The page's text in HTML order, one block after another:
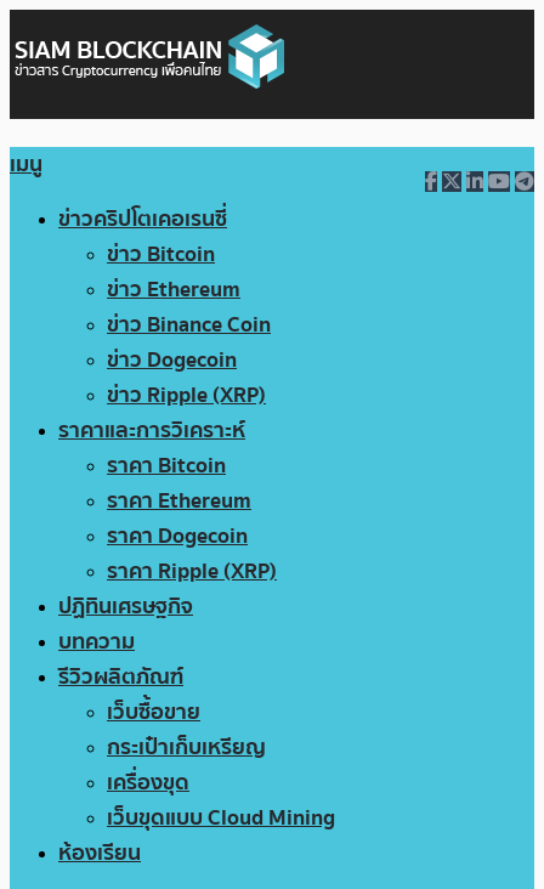
เมนู
ข่าวคริปโตเคอเรนซี่
ข่าว Bitcoin
ข่าว Ethereum
ข่าว Binance Coin
ข่าว Dogecoin
ข่าว Ripple (XRP)
ราคาและการวิเคราะห์
ราคา Bitcoin
ราคา Ethereum
ราคา Dogecoin
ราคา Ripple (XRP)
ปฏิทินเศรษฐกิจ
บทความ
รีวิวผลิตภัณฑ์
เว็บซื้อขาย
กระเป๋าเก็บเหรียญ
เครื่องขุด
เว็บขุดแบบ Cloud Mining
ห้องเรียน